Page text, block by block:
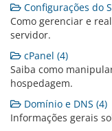
Configurações do
Como gerenciar e
servidor.
cPanel (4)
Saiba como
hospedagem.
Domínio e DNS (4)
Informações gerais